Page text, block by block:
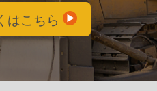
はこちら